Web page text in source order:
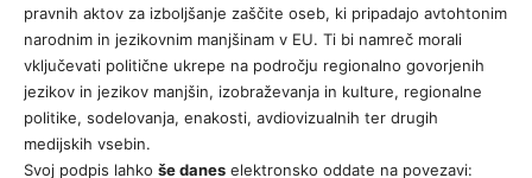
pravnih aktov za izboljšanje zaščite oseb, ki pripadajo avtohtonim
narodnim in jezikovnim manjšinam v EU. Ti bi namreč morali
vključevati politične ukrepe na področju regionalno govorjenih
jezikov in jezikov manjšin, izobraževanja in kulture, regionalne
politike, sodelovanja, enakosti, avdiovizualnih ter drugih
medijskih vsebin.
Svoj podpis lahko še danes elektronsko oddate na povezavi: